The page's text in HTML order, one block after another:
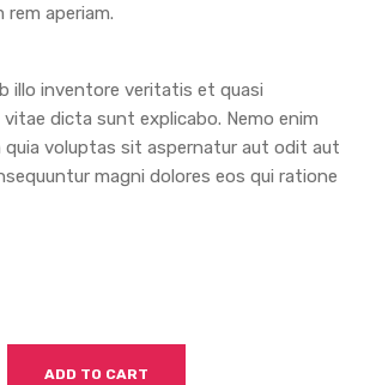
aperiam.
illo inventore veritatis et quasi
dicta sunt explicabo. Nemo enim
voluptas sit aspernatur aut odit aut
magni dolores eos qui ratione
ADD TO CART